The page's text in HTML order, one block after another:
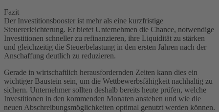
Fazit
Der Investitionsbooster ist mehr als eine kurzfristige
Steuererleichterung. Er bietet Unternehmen die Chance, notwendige
Investitionen schneller zu refinanzieren, ihre Liquidität zu stärken
und gleichzeitig die Steuerbelastung in den ersten Jahren nach der
Anschaffung deutlich zu reduzieren.
Gerade in wirtschaftlich herausfordernden Zeiten kann dies ein
wichtiger Baustein sein, um die Wettbewerbsfähigkeit nachhaltig zu
sichern. Unternehmer sollten deshalb bereits heute prüfen, welche
Investitionen in den kommenden Monaten anstehen und wie die
neuen Abschreibungsmöglichkeiten optimal genutzt werden können.